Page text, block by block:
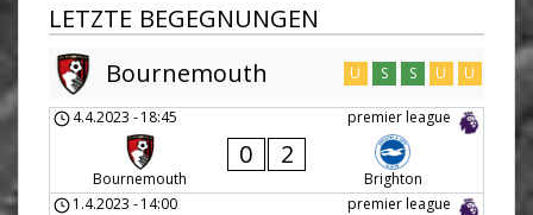
LETZTE BEGEGNUNGEN
Bournemouth
U S S U U
premier league
4.4.2023 -18:45
Bournemouth
0 2
Brighton
premier league
1.4.2023 -14:00